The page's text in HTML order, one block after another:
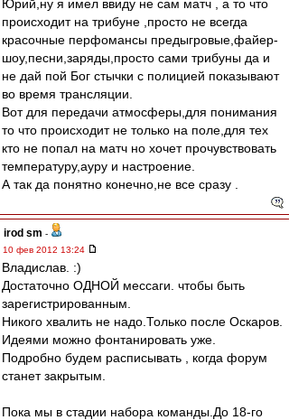
Юрий,ну я имел ввиду не сам матч , а то что
происходит на трибуне ,просто не всегда
красочные перфомансы предыгровые,файер-
шоу,песни,заряды,просто сами трибуны да и
не дай пой Бог стычки с полицией показывают
во время трансляции.
Вот для передачи атмосферы,для понимания
то что происходит не только на поле,для тех
кто не попал на матч но хочет прочувствовать
температуру,ауру и настроение.
А так да понятно конечно,не все сразу .
irod sm -
10 фев 2012 13:24
Владислав. :)
Достаточно ОДНОЙ мессаги. чтобы быть
зарегистрированным.
Никого хвалить не надо.Только после Оскаров.
Идеями можно фонтанировать уже.
Подробно будем расписывать , когда форум
станет закрытым.
Пока мы в стадии набора команды.До 18-го